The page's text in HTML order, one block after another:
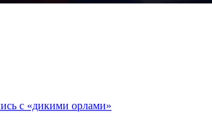
с «дикими орлами»